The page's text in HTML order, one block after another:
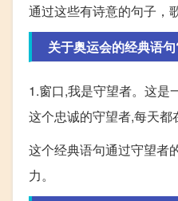
通过这些有诗意的句子，
关于奥运会的经典语
1.窗口,我是守望者。这是
这个忠诚的守望者,每天都
这个经典语句通过守望者
力。